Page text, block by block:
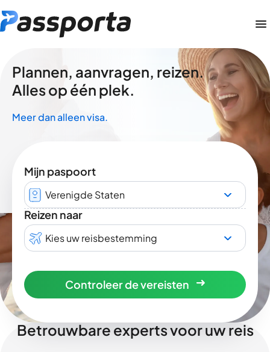
Plannen, aanvragen, reizen.
Alles op één plek.
Meer dan alleen visa.
Mijn paspoort
Verenigde Staten
Reizen naar
Kies uw reisbestemming
Controleer de vereisten
Betrouwbare experts voor uw reis